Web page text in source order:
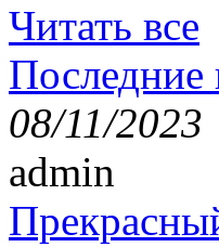
Читать все
Последние
08/11/2023
admin